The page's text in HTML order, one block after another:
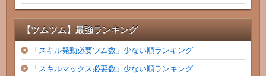
【ツムツム】最強ランキング
「スキル発動必要ツム数」少ない順ランキング
「スキルマックス必要数」少ない順ランキング